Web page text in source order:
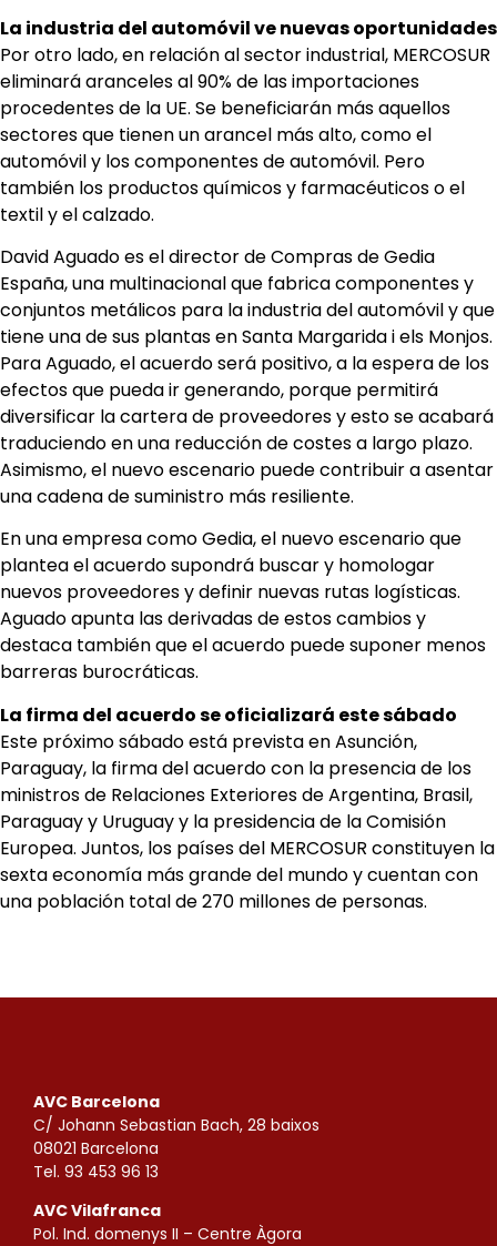
La industria del automóvil ve nuevas oportunidades
Por otro lado, en relación al sector industrial, MERCOSUR
eliminará aranceles al 90% de las importaciones
procedentes de la UE. Se beneficiarán más aquellos
sectores que tienen un arancel más alto, como el
automóvil y los componentes de automóvil. Pero
también los productos químicos y farmacéuticos o el
textil y el calzado.
David Aguado es el director de Compras de Gedia
España, una multinacional que fabrica componentes y
conjuntos metálicos para la industria del automóvil y que
tiene una de sus plantas en Santa Margarida i els Monjos.
Para Aguado, el acuerdo será positivo, a la espera de los
efectos que pueda ir generando, porque permitirá
diversificar la cartera de proveedores y esto se acabará
traduciendo en una reducción de costes a largo plazo.
Asimismo, el nuevo escenario puede contribuir a asentar
una cadena de suministro más resiliente.
En una empresa como Gedia, el nuevo escenario que
plantea el acuerdo supondrá buscar y homologar
nuevos proveedores y definir nuevas rutas logísticas.
Aguado apunta las derivadas de estos cambios y
destaca también que el acuerdo puede suponer menos
barreras burocráticas.
La firma del acuerdo se oficializará este sábado
Este próximo sábado está prevista en Asunción,
Paraguay, la firma del acuerdo con la presencia de los
ministros de Relaciones Exteriores de Argentina, Brasil,
Paraguay y Uruguay y la presidencia de la Comisión
Europea. Juntos, los países del MERCOSUR constituyen la
sexta economía más grande del mundo y cuentan con
una población total de 270 millones de personas.
AVC Barcelona
C/ Johann Sebastian Bach, 28 baixos
08021 Barcelona
Tel. 93 453 96 13
AVC Vilafranca
Pol. Ind. domenys II – Centre Àgora